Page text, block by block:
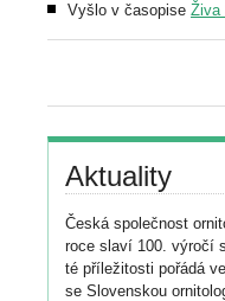
Vyšlo v časopise Živa
Aktuality
Česká společnost
roce slaví 100. výročí
té příležitosti pořádá
se Slovenskou